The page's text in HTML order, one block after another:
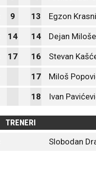
9 13 Egzon
14 14 Dejan
17 16 Stevan
17 Miloš
18 Ivan
TRENERI
Slobodan